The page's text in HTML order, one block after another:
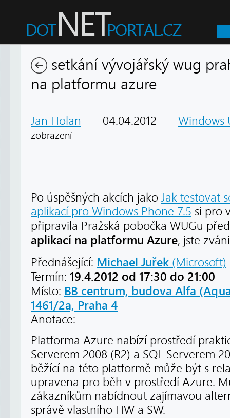
setkání vývojářský wug
na platformu azure
Jan Holan 04.04.2012 Windows
zobrazení
Po úspěšných akcích jako Jak testovat
aplikací pro Windows Phone 7.5 si pro
připravila Pražská pobočka WUGu
aplikací na platformu Azure, jste
Přednášející: Michael Juřek (Microsoft)
Termín: 19.4.2012 od 17:30 do 21:00
Místo: BB centrum, budova Alfa
1461/2a, Praha 4
Anotace:
Platforma Azure nabízí prostředí
Serverem 2008 (R2) a SQL Serverem
běžící na této platformě může být s
upravena pro běh v prostředí Azure.
zákazníkům nabídnout zajímavou
správě vlastního HW a SW.